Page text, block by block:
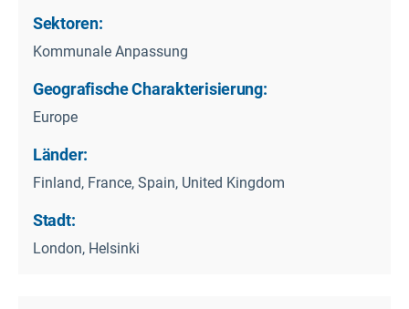
Sektoren:
Kommunale Anpassung
Geografische Charakterisierung:
Europe
Länder:
Finland, France, Spain, United Kingdom
Stadt:
London, Helsinki